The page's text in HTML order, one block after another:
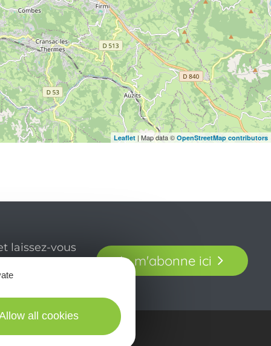
Leaflet | Map data © OpenStreetMap contributors
laissez-vous
Je m'abonne ici
all cookies